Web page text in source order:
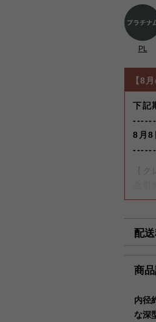
PL
【8
下記
8月8
8月6
【コ
迄に
（
配
■配
東
商
内径
な深